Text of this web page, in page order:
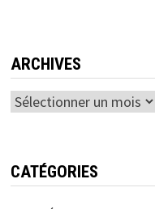
ARCHIVES
Archives
CATÉGORIES